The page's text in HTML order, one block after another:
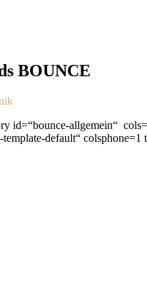
BOUNCE
id=“bounce-allgemein“
default“ colsphone=1